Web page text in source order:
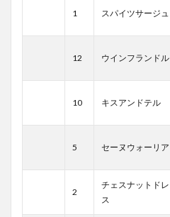
1 スパイツサージュ
12 ウインフランドル
10 キスアンドテル
5 セーヌウォーリア
2
チェスナットドレ
ス